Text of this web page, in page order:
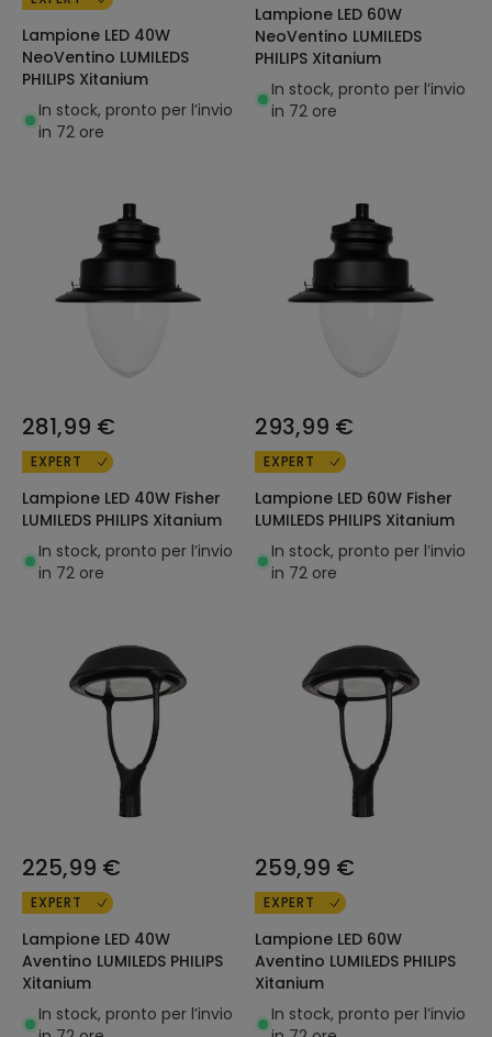
Lampione LED 40W
NeoVentino LUMILEDS
PHILIPS Xitanium
In stock, pronto per l’invio
in 72 ore
Lampione LED 60W
NeoVentino LUMILEDS
PHILIPS Xitanium
In stock, pronto per l’invio
in 72 ore
281,99 €
EXPERT
Lampione LED 40W Fisher
LUMILEDS PHILIPS Xitanium
In stock, pronto per l’invio
in 72 ore
293,99 €
EXPERT
Lampione LED 60W Fisher
LUMILEDS PHILIPS Xitanium
In stock, pronto per l’invio
in 72 ore
225,99 €
EXPERT
Lampione LED 40W
Aventino LUMILEDS PHILIPS
Xitanium
In stock, pronto per l’invio
259,99 €
EXPERT
Lampione LED 60W
Aventino LUMILEDS PHILIPS
Xitanium
In stock, pronto per l’invio